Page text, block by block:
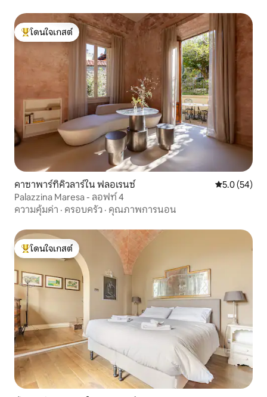
โดนใจเกสต์ที่สุด
โดนใจเกสต์
คาซาพาร์ทิคิวลาร์ใน ฟลอเรนซ์ คะแนนเฉลี่ย
5.0 (54)
Palazzina Maresa - ลอฟท์ 4
ความคุ้มค่า · ครอบครัว · คุณภาพการนอน
โดนใจเกสต์ที่สุด
โดนใจเกสต์